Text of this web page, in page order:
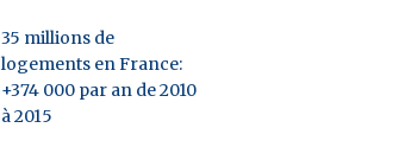
35 millions de
logements en France:
+374 000 par an de 2010
à 2015